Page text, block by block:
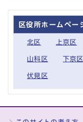
区役所ホームペー
北区 上京区
山科区 下京区
伏見区